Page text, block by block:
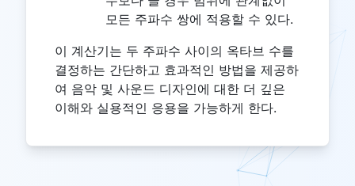
모든 주파수 쌍에 적용할 수 있다.
이 계산기는 두 주파수 사이의 옥타브 수를
결정하는 간단하고 효과적인 방법을 제공하
여 음악 및 사운드 디자인에 대한 더 깊은
이해와 실용적인 응용을 가능하게 한다.